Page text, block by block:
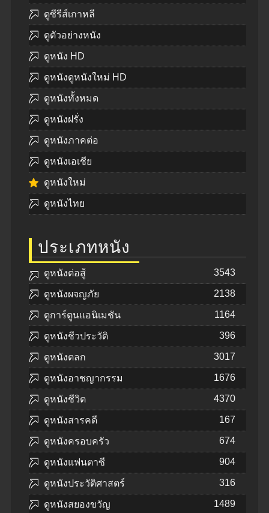
ดูซีรีส์เกาหลี
ดูตัวอย่างหนัง
ดูหนัง HD
ดูหนังดูหนังใหม่ HD
ดูหนังทั้งหมด
ดูหนังฝรั่ง
ดูหนังภาคต่อ
ดูหนังเอเชีย
ดูหนังใหม่
ดูหนังไทย
ประเภทหนัง
ดูหนังต่อสู้ 3543
ดูหนังผจญภัย 2138
ดูการ์ตูนแอนิเมชัน 1164
ดูหนังชีวประวัติ 396
ดูหนังตลก 3017
ดูหนังอาชญากรรม 1676
ดูหนังชีวิต 4370
ดูหนังสารคดี 167
ดูหนังครอบครัว 674
ดูหนังแฟนตาซี 904
ดูหนังประวัติศาสตร์ 316
ดูหนังสยองขวัญ 1489